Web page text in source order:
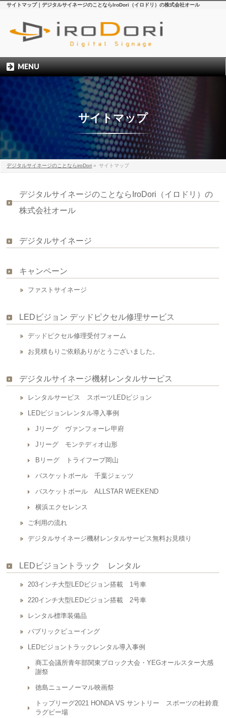
サイトマップ｜デジタルサイネージのことならIroDori（イロドリ）の株式会社オール
MENU
サイトマップ
デジタルサイネージのことならiroDori » サイトマップ
デジタルサイネージのことならIroDori（イロドリ）の
株式会社オール
デジタルサイネージ
キャンペーン
ファストサイネージ
LEDビジョン デッドピクセル修理サービス
デッドピクセル修理受付フォーム
お見積もりご依頼ありがとうございました。
デジタルサイネージ機材レンタルサービス
レンタルサービス スポーツLEDビジョン
LEDビジョンレンタル導入事例
Jリーグ ヴァンフォーレ甲府
Jリーグ モンテディオ山形
Bリーグ トライフープ岡山
バスケットボール 千葉ジェッツ
バスケットボール ALLSTAR WEEKEND
横浜エクセレンス
ご利用の流れ
デジタルサイネージ機材レンタルサービス無料お見積り
LEDビジョントラック レンタル
203インチ大型LEDビジョン搭載 1号車
220インチ大型LEDビジョン搭載 2号車
レンタル標準装備品
パブリックビューイング
LEDビジョントラックレンタル導入事例
商工会議所青年部関東ブロック大会・YEGオールスター大感
謝祭
徳島ニューノーマル映画祭
トップリーグ2021 HONDA VS サントリー スポーツの杜鈴鹿
ラグビー場